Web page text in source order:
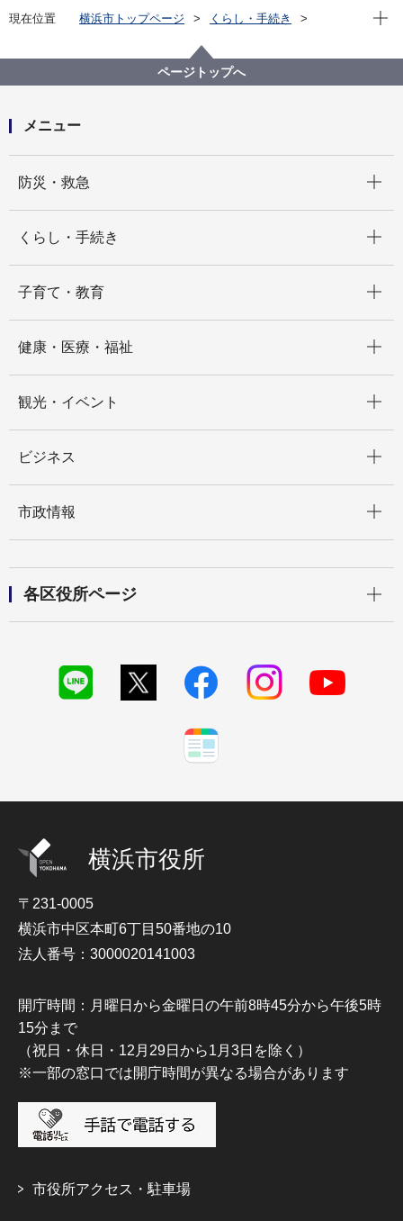
現在位置 横浜市トップページ
くらし・手続き
道路整備の基本計画等
道路の整備に関するプログラム
現在
ページトップへ
メニュー
防災・救急
くらし・手続き
子育て・教育
健康・医療・福祉
観光・イベント
ビジネス
市政情報
各区役所ページ
横浜市役所
〒231-0005
横浜市中区本町6丁目50番地の10
法人番号：3000020141003
開庁時間：月曜日から金曜日の午前8時45分から午後5時
15分まで
（祝日・休日・12月29日から1月3日を除く）
※一部の窓口では開庁時間が異なる場合があります
市役所アクセス・駐車場